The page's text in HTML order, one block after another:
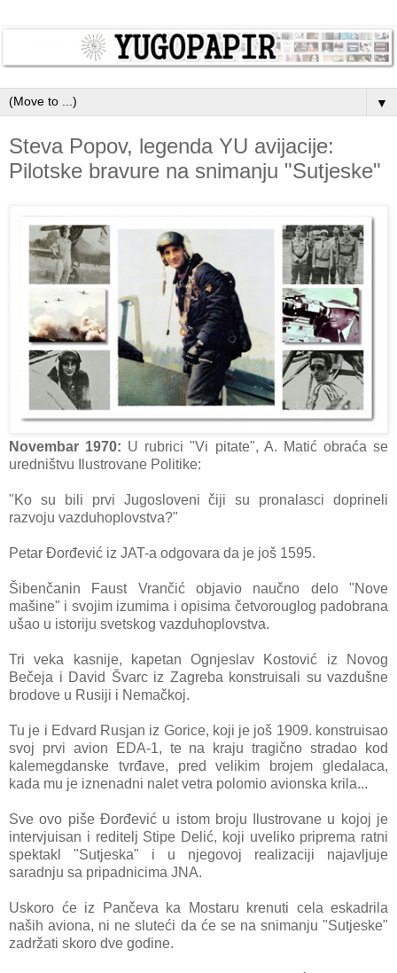
▼
Steva Popov, legenda YU avijacije:
Pilotske bravure na snimanju "Sutjeske"
Novembar 1970: U rubrici "Vi pitate", A. Matić obraća se
uredništvu Ilustrovane Politike:
"Ko su bili prvi Jugosloveni čiji su pronalasci doprineli
razvoju vazduhoplovstva?"
Petar Đorđević iz JAT-a odgovara da je još 1595.
Šibenčanin Faust Vrančić objavio naučno delo "Nove
mašine" i svojim izumima i opisima četvorouglog padobrana
ušao u istoriju svetskog vazduhoplovstva.
Tri veka kasnije, kapetan Ognjeslav Kostović iz Novog
Bečeja i David Švarc iz Zagreba konstruisali su vazdušne
brodove u Rusiji i Nemačkoj.
Tu je i Edvard Rusjan iz Gorice, koji je još 1909. konstruisao
svoj prvi avion EDA-1, te na kraju tragično stradao kod
kalemegdanske tvrđave, pred velikim brojem gledalaca,
kada mu je iznenadni nalet vetra polomio avionska krila...
Sve ovo piše Đorđević u istom broju Ilustrovane u kojoj je
intervjuisan i reditelj Stipe Delić, koji uveliko priprema ratni
spektakl "Sutjeska" i u njegovoj realizaciji najavljuje
saradnju sa pripadnicima JNA.
Uskoro će iz Pančeva ka Mostaru krenuti cela eskadrila
naših aviona, ni ne sluteći da će se na snimanju "Sutjeske"
zadržati skoro dve godine.